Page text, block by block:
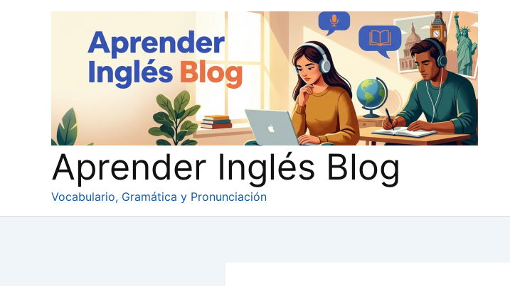
Aprender Inglés Blog
Vocabulario, Gramática y Pronunciación